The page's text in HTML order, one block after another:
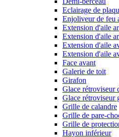
Eclairage de
Enjoliveur de feu
Extension d'aile
Extension d'aile
Extension d'aile
Extension d'aile
Face avant
Galerie de toit
Girafon
Glace rétroviseur
Glace rétroviseur
Grille de calandre
Grille de pare-
Grille de
Hayon inférieur